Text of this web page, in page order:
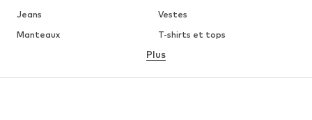
Jeans
Vestes
Manteaux
T-shirts et tops
Lingerie
Plus